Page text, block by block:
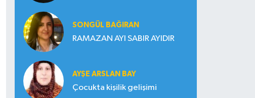
SONGÜL BAĞIRAN
RAMAZAN AYI SABIR AYIDIR
AYŞE ARSLAN BAY
Çocukta kişilik gelişimi